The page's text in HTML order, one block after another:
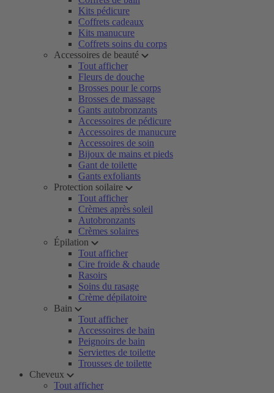
Kits pédicure
Coffrets cadeaux
Kits manucure
Coffrets soins du corps
Accessoires de beauté
Tout afficher
Fleurs de douche
Brosses pour le corps
Brosses de massage
Gants autobronzants
Accessoires de pédicure
Accessoires de manucure
Accessoires de soin
Bijoux de mains et pieds
Gant de toilette
Gants exfoliants
Protection soilaire
Tout afficher
Crèmes après soleil
Autobronzants
Crèmes solaires
Épilation
Tout afficher
Cire froide & chaude
Rasoirs
Soins du rasage
Crème dépilatoire
Bain
Tout afficher
Accessoires de bain
Peignoirs de bain
Serviettes de toilette
Trousses de toilette
Cheveux
Tout afficher